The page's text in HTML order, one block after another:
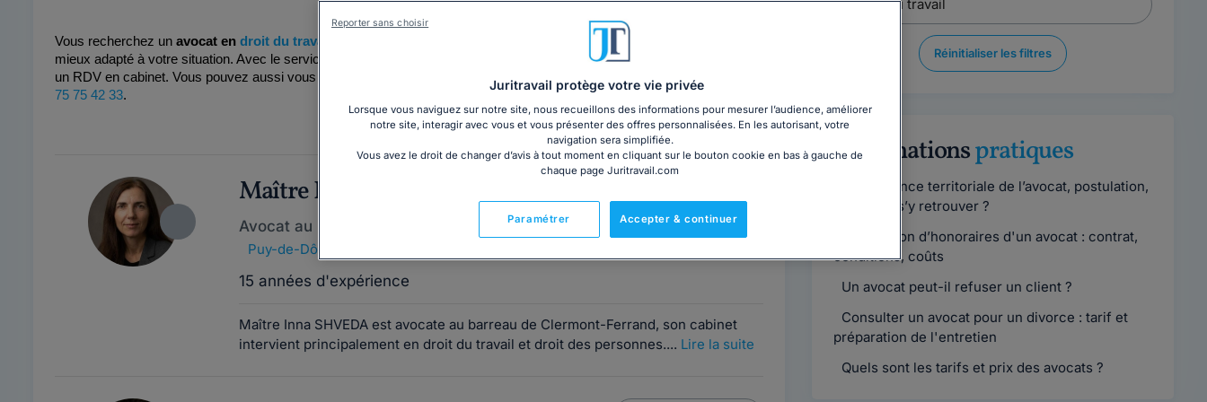
Vous recherchez un avocat en droit du travail à Clermont-Ferrand
mieux adapté à votre situation. Avec le service spécialisé Juritravail, recevez gratuitement jusqu'à 5 devis d'avocats pour
un RDV en cabinet. Vous pouvez aussi vous entretenir directement par téléphone avec un avocat en droit du travail au
75 75 42 33.
Maître Inna SHVEDA
Avocat au barreau de Clermont-Ferrand
Puy-de-Dôme
15 années d'expérience
Maître Inna SHVEDA est avocate au barreau de Clermont-Ferrand, son cabinet
intervient principalement en droit du travail et droit des personnes.... Lire la suite
Réinitialiser les filtres
Informationspratiques
Compétence territoriale de l’avocat, postulation,
comment s’y retrouver ?
Convention d’honoraires d'un avocat : contrat,
conditions, coûts
Un avocat peut-il refuser un client ?
Consulter un avocat pour un divorce : tarif et
préparation de l'entretien
Quels sont les tarifs et prix des avocats ?
Juritravail protège votre vie privée
Lorsque vous naviguez sur notre site, nous recueillons des informations pour mesurer l’audience, améliorer
notre site, interagir avec vous et vous présenter des offres personnalisées. En les autorisant, votre
navigation sera simplifiée.
Vous avez le droit de changer d’avis à tout moment en cliquant sur le bouton cookie en bas à gauche de
chaque page Juritravail.com
Accepter & continuer
Paramétrer
Reporter sans choisir